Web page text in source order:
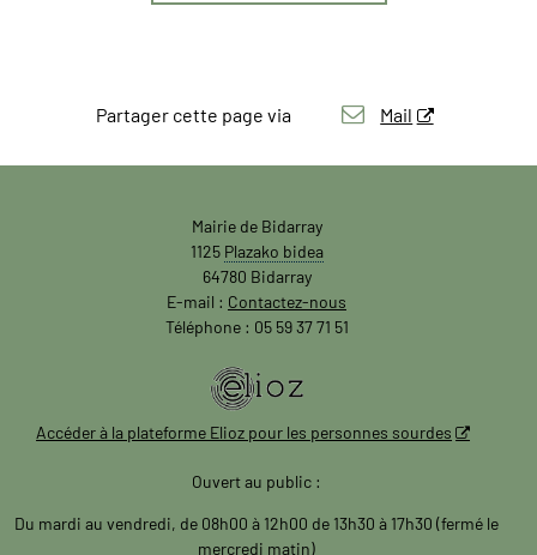
Partager cette page via Mail
Mairie de Bidarray
1125 Plazako bidea
64780 Bidarray
E-mail : Contactez-nous
Téléphone : 05 59 37 71 51
Accéder à la plateforme Elioz pour les personnes sourdes
Ouvert au public :
Du mardi au vendredi, de 08h00 à 12h00 de 13h30 à 17h30 (fermé le
mercredi matin)